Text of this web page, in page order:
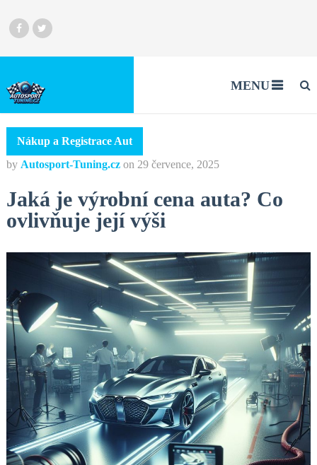
MENU
Nákup a Registrace Aut
by Autosport-Tuning.cz on 29 července, 2025
Jaká je výrobní cena auta? Co
ovlivňuje její výši